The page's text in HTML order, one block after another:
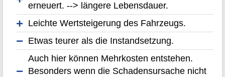
erneuert. --> längere Lebensdauer.
Leichte Wertsteigerung des Fahrzeugs.
Etwas teurer als die Instandsetzung.
Auch hier können Mehrkosten entstehen.
Besonders wenn die Schadensursache nicht